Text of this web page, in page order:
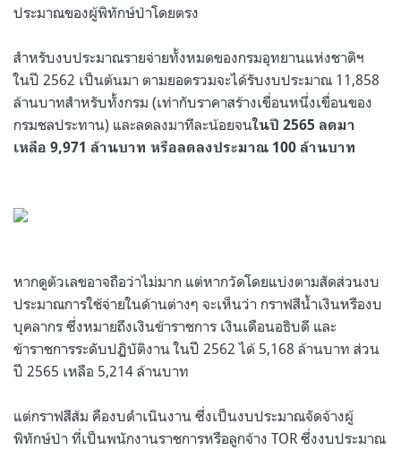
ประมาณของผู้พิทักษ์ป่าโดยตรง
สำหรับงบประมาณรายจ่ายทั้งหมดของกรมอุทยานแห่งชาติฯ
ในปี 2562 เป็นต้นมา ตามยอดรวมจะได้รับงบประมาณ 11,858
ล้านบาทสำหรับทั้งกรม (เท่ากับราคาสร้างเขื่อนหนึ่งเขื่อนของ
กรมชลประทาน) และลดลงมาทีละน้อยจนในปี 2565 ลดมา
เหลือ 9,971 ล้านบาท หรือลดลงประมาณ 100 ล้านบาท
หากดูตัวเลขอาจถือว่าไม่มาก แต่หากวัดโดยแบ่งตามสัดส่วนงบ
ประมาณการใช้จ่ายในด้านต่างๆ จะเห็นว่า กราฟสีน้ำเงินหรืองบ
บุคลากร ซึ่งหมายถึงเงินข้าราชการ เงินเดือนอธิบดี และ
ข้าราชการระดับปฏิบัติงาน ในปี 2562 ได้ 5,168 ล้านบาท ส่วน
ปี 2565 เหลือ 5,214 ล้านบาท
แต่กราฟสีส้ม คืองบดำเนินงาน ซึ่งเป็นงบประมาณจัดจ้างผู้
พิทักษ์ป่า ที่เป็นพนักงานราชการหรือลูกจ้าง TOR ซึ่งงบประมาณ